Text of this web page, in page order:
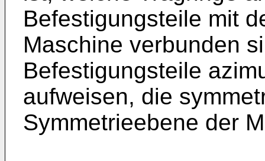
Befestigungsteile mit
Maschine verbunden
Befestigungsteile
aufweisen, die
Symmetrieebene der